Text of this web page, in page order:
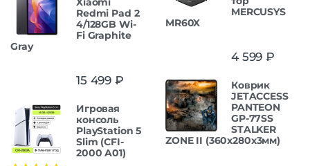
Redmi Pad 2
4/128GB Wi-
Fi Graphite
Gray
15 499 ₽
Игровая
консоль
PlayStation 5
Slim (CFI-
2000 A01)
MERCUSYS
MR60X
4 599 ₽
Коврик
JETACCESS
PANTEON
GP-77SS
STALKER
ZONE II (360x280x3мм)